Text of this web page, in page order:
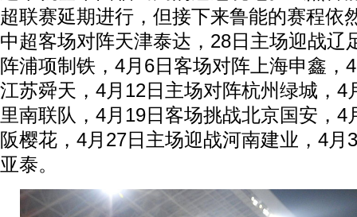
超联赛延期进行，但接下来鲁能的赛程依
中超客场对阵天津泰达，28日主场迎战辽
阵浦项制铁，4月6日客场对阵上海申鑫，
江苏舜天，4月12日主场对阵杭州绿城，4
里南联队，4月19日客场挑战北京国安，4
阪樱花，4月27日主场迎战河南建业，4月
亚泰。